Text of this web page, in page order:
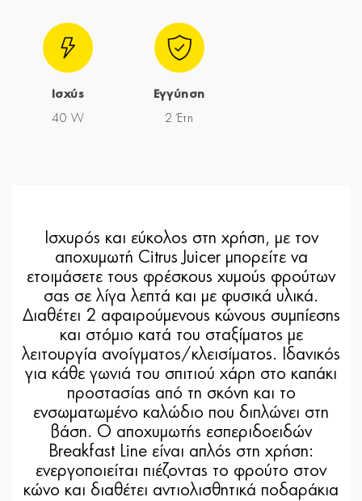
Ισχύς
40 W
Εγγύηση
2 Έτη
Ισχυρός και εύκολος στη χρήση, με τον
αποχυμωτή Citrus Juicer μπορείτε να
ετοιμάσετε τους φρέσκους χυμούς φρούτων
σας σε λίγα λεπτά και με φυσικά υλικά.
Διαθέτει 2 αφαιρούμενους κώνους συμπίεσης
και στόμιο κατά του σταξίματος με
λειτουργία ανοίγματος/κλεισίματος. Ιδανικός
για κάθε γωνιά του σπιτιού χάρη στο καπάκι
προστασίας από τη σκόνη και το
ενσωματωμένο καλώδιο που διπλώνει στη
βάση. Ο αποχυμωτής εσπεριδοειδών
Breakfast Line είναι απλός στη χρήση:
ενεργοποιείται πιέζοντας το φρούτο στον
κώνο και διαθέτει αντιολισθητικά ποδαράκια